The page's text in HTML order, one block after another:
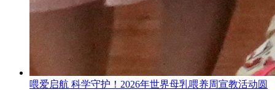
喂爱启航 科学守护！2026年世界母乳喂养周宣教活动圆